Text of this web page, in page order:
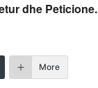
dhe Peticione.
More